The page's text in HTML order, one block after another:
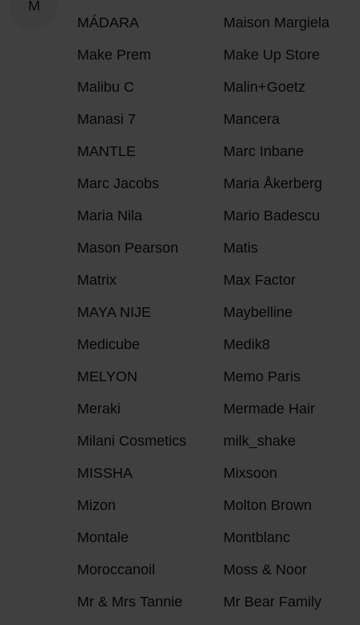
M
MÁDARA
Maison Margiela
Make Prem
Make Up Store
Malibu C
Malin+Goetz
Manasi 7
Mancera
MANTLE
Marc Inbane
Marc Jacobs
Maria Åkerberg
Maria Nila
Mario Badescu
Mason Pearson
Matis
Matrix
Max Factor
MAYA NIJE
Maybelline
Medicube
Medik8
MELYON
Memo Paris
Meraki
Mermade Hair
Milani Cosmetics
milk_shake
MISSHA
Mixsoon
Mizon
Molton Brown
Montale
Montblanc
Moroccanoil
Moss & Noor
Mr & Mrs Tannie
Mr Bear Family